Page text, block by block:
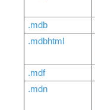
.mdb
.mdbhtml
.mdf
.mdn